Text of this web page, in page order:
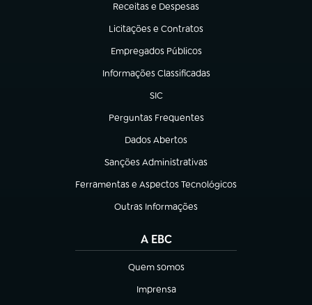
Receitas e Despesas
(abre em nova aba)
Licitações e Contratos
(abre em nova aba)
Empregados Públicos
(abre em nova aba)
Informações Classificadas
(abre em nova aba)
SIC
(abre em nova aba)
Perguntas Frequentes
(abre em nova aba)
Dados Abertos
(abre em nova aba)
Sanções Administrativas
(abre em nova aba)
Ferramentas e Aspectos Tecnológicos
(abre em nova aba)
Outras Informações
(abre em nova aba)
A EBC
Quem somos
(abre em nova aba)
Imprensa
(abre em nova aba)